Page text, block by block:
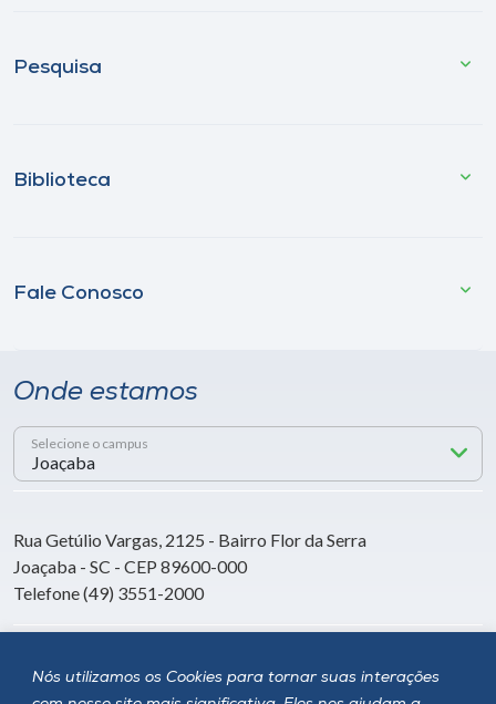
Nós utilizamos os Cookies para tornar suas interações
Pesquisa
Biblioteca
Fale Conosco
Onde estamos
Selecione o campus
Rua Getúlio Vargas, 2125 - Bairro Flor da Serra
Joaçaba - SC - CEP 89600-000
Telefone (49) 3551-2000
Siga a Unoesc